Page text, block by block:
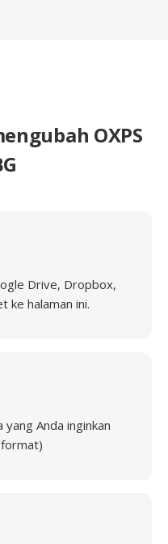
OXPS
Drive, Dropbox,
ke halaman ini.
Anda inginkan